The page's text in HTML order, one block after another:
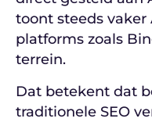
toont steeds vaker
platforms zoals
terrein.
Dat betekent dat
traditionele SEO